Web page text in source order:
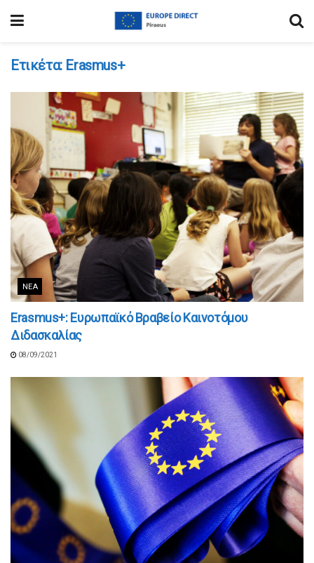
Ετικέτα: Erasmus+
ΝΈΑ
Erasmus+: Ευρωπαϊκό Βραβείο Καινοτόμου
Διδασκαλίας
08/09/2021